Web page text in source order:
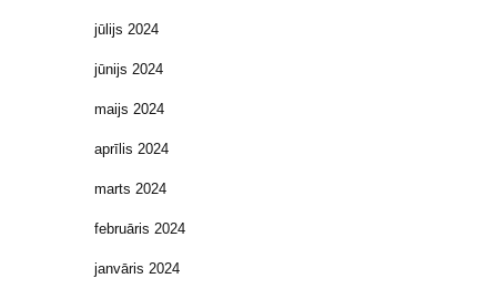
jūlijs 2024
jūnijs 2024
maijs 2024
aprīlis 2024
marts 2024
februāris 2024
janvāris 2024